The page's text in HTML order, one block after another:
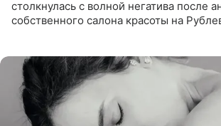
столкнулась с волной негатива после
собственного салона красоты на